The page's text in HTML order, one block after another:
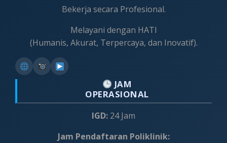
Bekerja secara Profesional.
Melayani dengan HATI
(Humanis, Akurat, Terpercaya, dan Inovatif).
JAM
OPERASIONAL
IGD: 24 Jam
Jam Pendaftaran Poliklinik: